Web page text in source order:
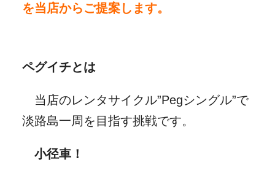
を当店からご提案します。
ペグイチとは
当店のレンタサイクル”Pegシングル”で
淡路島一周を目指す挑戦です。
小径車！